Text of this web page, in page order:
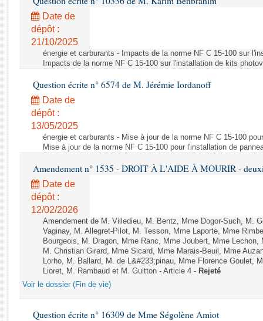
Date de
dépôt :
21/10/2025
énergie et carburants - Impacts de la norme NF C 15-100 sur
Impacts de la norme NF C 15-100 sur l'installation de kits
Question écrite n° 6574 de M. Jérémie Iordanoff
Date de
dépôt :
13/05/2025
énergie et carburants - Mise à jour de la norme NF C 15-100
Mise à jour de la norme NF C 15-100 pour l'installation de
Amendement n° 1535 - DROIT À L'AIDE À MOURIR -
Date de
dépôt :
12/02/2026
Amendement de M. Villedieu, M. Bentz, Mme Dogor-Such, M.
Vaginay, M. Allegret-Pilot, M. Tesson, Mme Laporte, Mme
Bourgeois, M. Dragon, Mme Ranc, Mme Joubert, Mme
M. Christian Girard, Mme Sicard, Mme Marais-Beuil, Mme
Lorho, M. Ballard, M. de L&#233;pinau, Mme Florence Goulet,
Lioret, M. Rambaud et M. Guitton - Article 4 - Rejeté
Voir le dossier (Fin de vie)
Question écrite n° 16309 de Mme Ségolène Amiot